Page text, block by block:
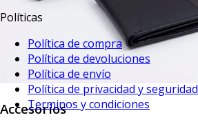
Accesorios
Políticas
Política de compra
Política de devoluciones
Política de envío
Política de privacidad y seguridad
Terminos y condiciones